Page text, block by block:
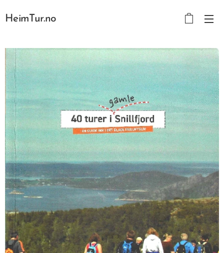
HeimTur.no